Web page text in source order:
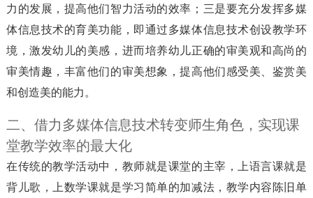
力的发展，提高他们智力活动的效率；三是要充分发挥多媒
体信息技术的育美功能，即通过多媒体信息技术创设教学环
境，激发幼儿的美感，进而培养幼儿正确的审美观和高尚的
审美情趣，丰富他们的审美想象，提高他们感受美、鉴赏美
和创造美的能力。
二、借力多媒体信息技术转变师生角色，实现课
堂教学效率的最大化
在传统的教学活动中，教师就是课堂的主宰，上语言课就是
背儿歌，上数学课就是学习简单的加减法，教学内容陈旧单